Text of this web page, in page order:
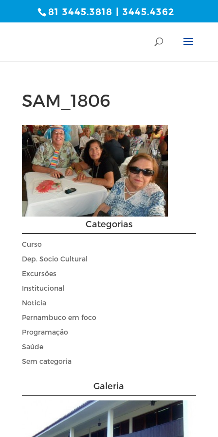
81 3445.3818 | 3445.4362
SAM_1806
Categorias
Curso
Dep. Socio Cultural
Excursões
Institucional
Noticia
Pernambuco em foco
Programação
Saúde
Sem categoria
Galeria